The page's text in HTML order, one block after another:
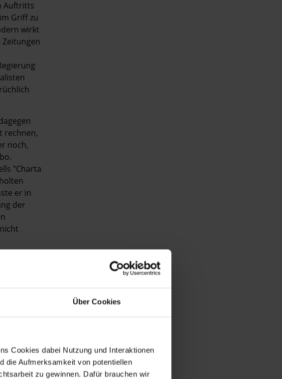
Über Cookies
Cookies dabei Nutzung und Interaktionen
die Aufmerksamkeit von potentiellen
zu gewinnen. Dafür brauchen wir
Auftritts
Griff zu
wirkt
rechnen,
noch,
"Charta
er in
der
und
Tabus